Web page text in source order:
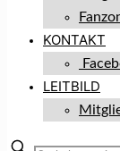
KONTAKT
LEITBILD